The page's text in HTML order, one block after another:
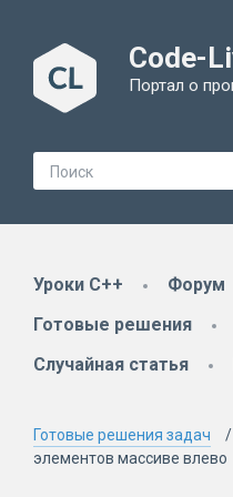
Code-
Портал о
Уроки C++
Форум
Готовые решения
Случайная статья
Готовые решения задач
элементов массиве влево